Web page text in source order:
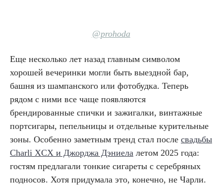
@prohoda
Еще несколько лет назад главным символом
хорошей вечеринки могли быть выездной бар,
башня из шампанского или фотобудка. Теперь
рядом с ними все чаще появляются
брендированные спички и зажигалки, винтажные
портсигары, пепельницы и отдельные курительные
зоны. Особенно заметным тренд стал после свадьбы
Charli XCX и Джорджа Дэниела летом 2025 года:
гостям предлагали тонкие сигареты с серебряных
подносов. Хотя придумала это, конечно, не Чарли.